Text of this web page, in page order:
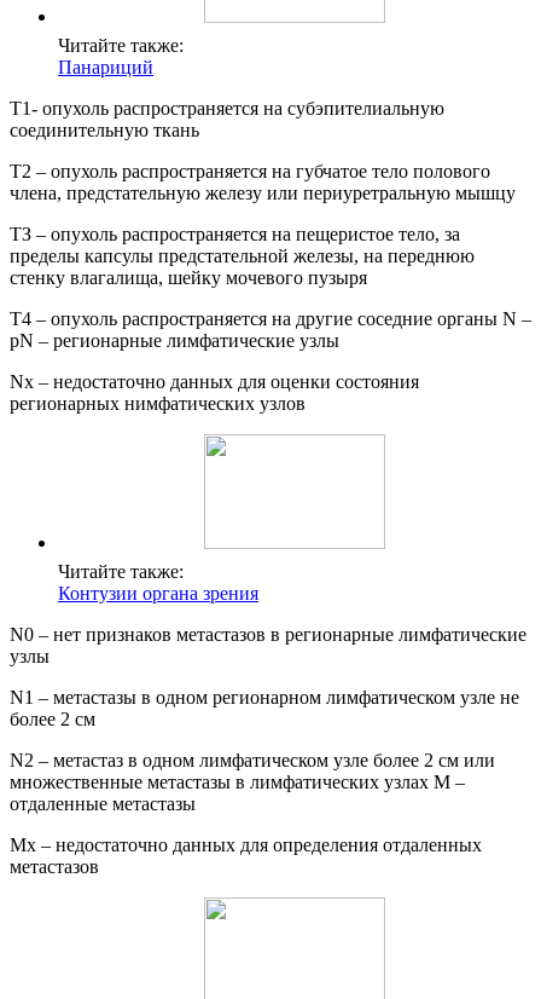
Читайте также:
Панариций
Т1- опухоль распространяется на субэпителиальную
соединительную ткань
Т2 – опухоль распространяется на губчатое тело полового
члена, предстательную железу или периуретральную мышцу
ТЗ – опухоль распространяется на пещеристое тело, за
пределы капсулы предстательной железы, на переднюю
стенку влагалища, шейку мочевого пузыря
Т4 – опухоль распространяется на другие соседние органы N –
pN – регионарные лимфатические узлы
Nx – недостаточно данных для оценки состояния
регионарных нимфатических узлов
Читайте также:
Контузии органа зрения
N0 – нет признаков метастазов в регионарные лимфатические
узлы
N1 – метастазы в одном регионарном лимфатическом узле не
более 2 см
N2 – метастаз в одном лимфатическом узле более 2 см или
множественные метастазы в лимфатических узлах М –
отдаленные метастазы
Мх – недостаточно данных для определения отдаленных
метастазов